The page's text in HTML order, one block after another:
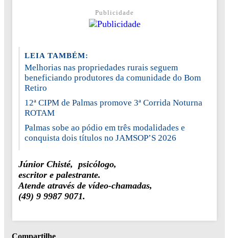
Publicidade
LEIA TAMBÉM:
Melhorias nas propriedades rurais seguem
beneficiando produtores da comunidade do Bom
Retiro
12ª CIPM de Palmas promove 3ª Corrida Noturna
ROTAM
Palmas sobe ao pódio em três modalidades e
conquista dois títulos no JAMSOP’S 2026
Júnior Chisté, psicólogo,
escritor e palestrante.
Atende através de vídeo-chamadas,
(49) 9 9987 9071.